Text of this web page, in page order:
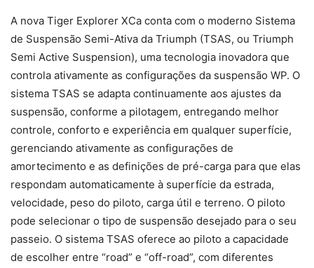
A nova Tiger Explorer XCa conta com o moderno Sistema
de Suspensão Semi-Ativa da Triumph (TSAS, ou Triumph
Semi Active Suspension), uma tecnologia inovadora que
controla ativamente as configurações da suspensão WP. O
sistema TSAS se adapta continuamente aos ajustes da
suspensão, conforme a pilotagem, entregando melhor
controle, conforto e experiência em qualquer superfície,
gerenciando ativamente as configurações de
amortecimento e as definições de pré-carga para que elas
respondam automaticamente à superfície da estrada,
velocidade, peso do piloto, carga útil e terreno. O piloto
pode selecionar o tipo de suspensão desejado para o seu
passeio. O sistema TSAS oferece ao piloto a capacidade
de escolher entre “road” e “off-road”, com diferentes